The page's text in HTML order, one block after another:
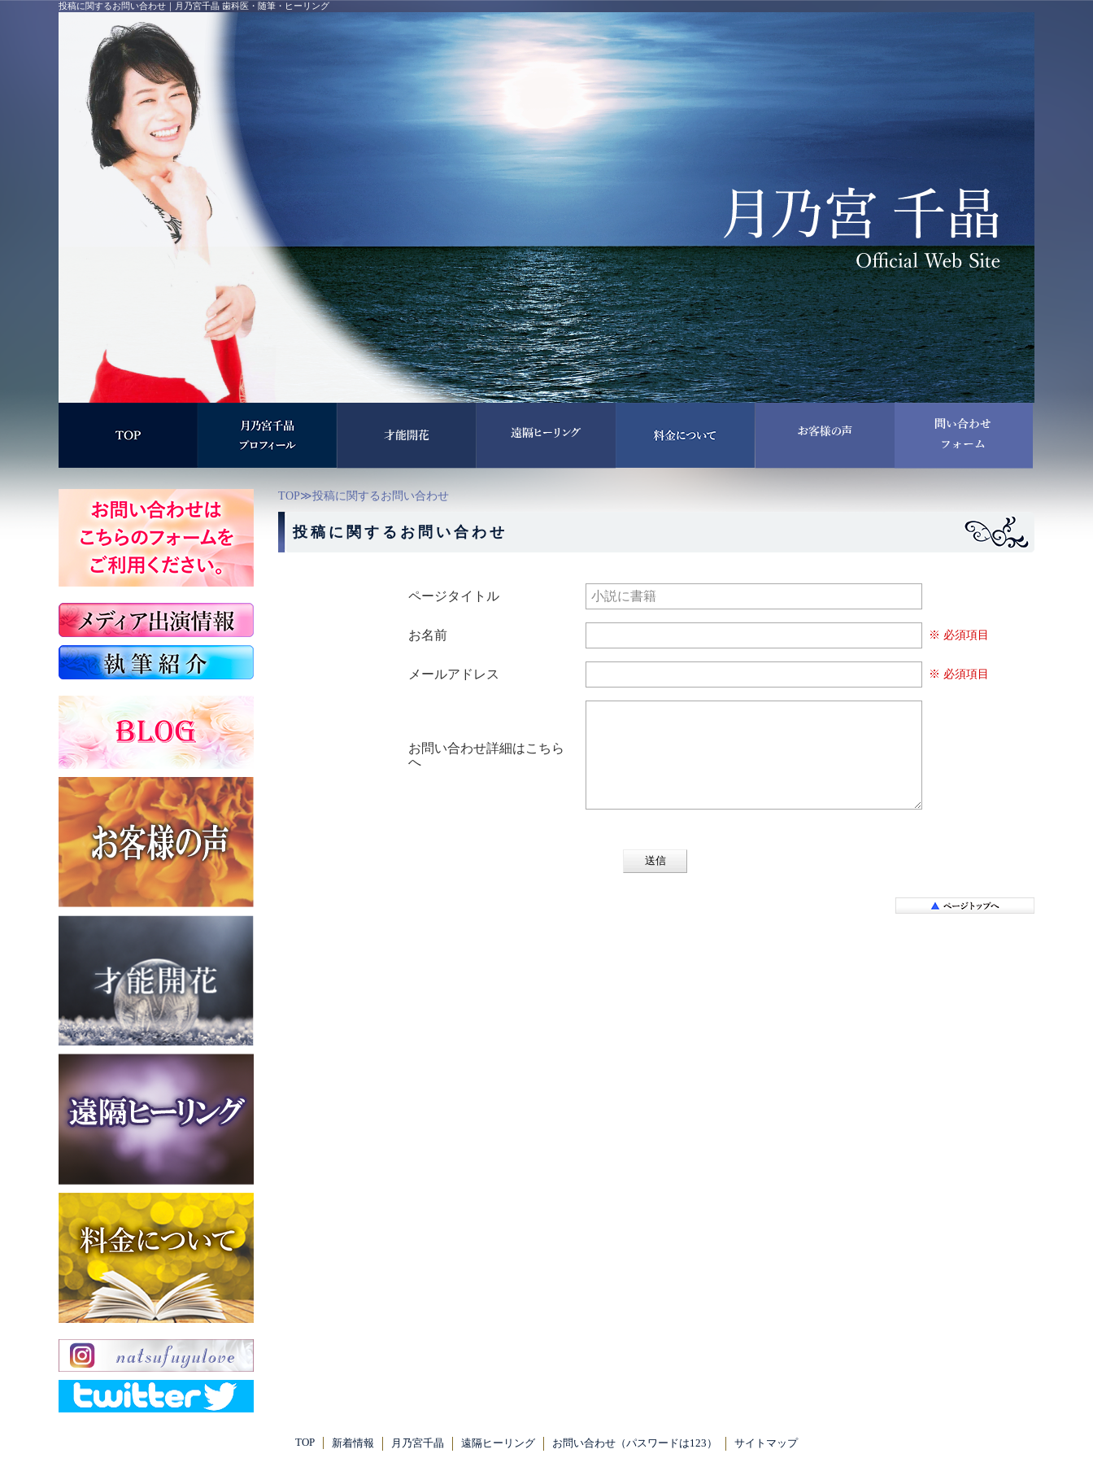
投稿に関するお問い合わせ ｜ 月乃宮千晶 歯科医・随筆・ヒーリング
TOP≫投稿に関するお問い合わせ
投稿に関するお問い合わせ
ページタイトル
お名前 ※ 必須項目
メールアドレス ※ 必須項目
お問い合わせ詳細はこちら
へ
TOP 新着情報 月乃宮千晶 遠隔ヒーリング お問い合わせ（パスワードは123） サイトマップ